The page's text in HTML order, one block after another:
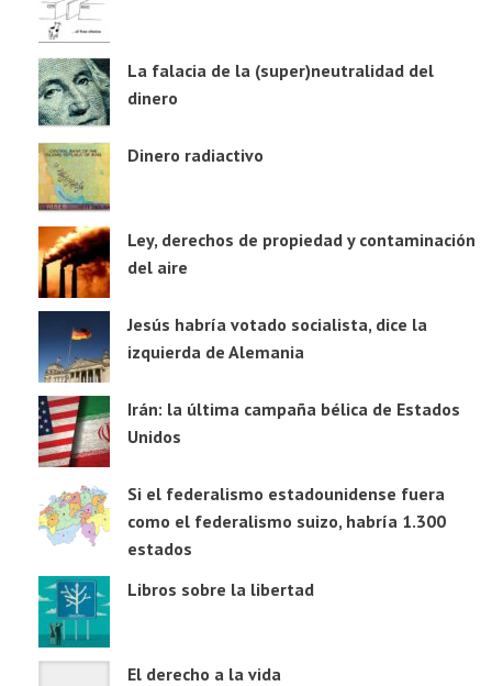
La falacia de la (super)neutralidad del
dinero
Dinero radiactivo
Ley, derechos de propiedad y contaminación
del aire
Jesús habría votado socialista, dice la
izquierda de Alemania
Irán: la última campaña bélica de Estados
Unidos
Si el federalismo estadounidense fuera
como el federalismo suizo, habría 1.300
estados
Libros sobre la libertad
El derecho a la vida